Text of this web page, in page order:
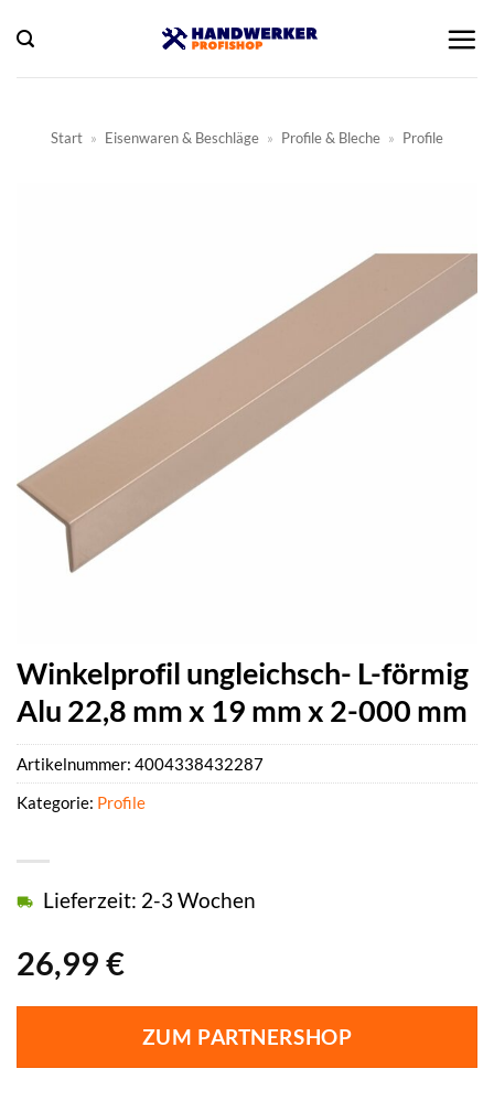
Inhalt
springen
Start » Eisenwaren & Beschläge » Profile & Bleche » Profile
Winkelprofil ungleichsch- L-förmig
Alu 22,8 mm x 19 mm x 2-000 mm
26,99 €
Lieferzeit: 2-3 Wochen
ZUM PARTNERSHOP
Artikelnummer: 4004338432287
Kategorie: Profile